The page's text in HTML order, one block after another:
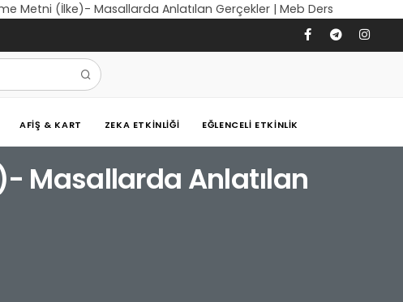
Metni (İlke)- Masallarda Anlatılan Gerçekler | Meb Ders
AFIŞ & KART ZEKA ETKINLIĞI EĞLENCELI ETKINLIK
Masallarda Anlatılan